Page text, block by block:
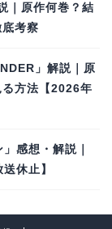
｜原作何巻？結
考察
」解説｜原
方法【2026年
感想・解説｜
休止】